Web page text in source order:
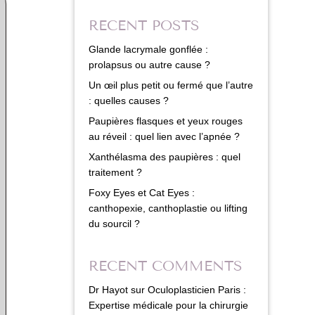
RECENT POSTS
Glande lacrymale gonflée :
prolapsus ou autre cause ?
Un œil plus petit ou fermé que l’autre
: quelles causes ?
Paupières flasques et yeux rouges
au réveil : quel lien avec l’apnée ?
Xanthélasma des paupières : quel
traitement ?
Foxy Eyes et Cat Eyes :
canthopexie, canthoplastie ou lifting
du sourcil ?
RECENT COMMENTS
Dr Hayotsur Oculoplasticien Paris :
Expertise médicale pour la chirurgie